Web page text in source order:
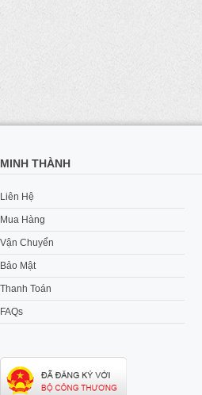
MINH THÀNH
Liên Hệ
Mua Hàng
Vận Chuyển
Bảo Mật
Thanh Toán
FAQs